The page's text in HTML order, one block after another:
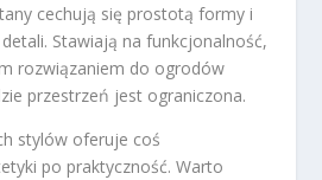
cechują się prostotą formy i
Stawiają na funkcjonalność,
rozwiązaniem do ogrodów
przestrzeń jest ograniczona.
stylów oferuje coś
po praktyczność. Warto